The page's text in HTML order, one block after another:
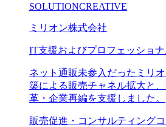
SOLUTIONCREATIVE
ミリオン株式会社
IT支援およびプロフェッショ
ネット通販未参入だったミリ
築による販売チャネル拡大と
革・企業再編を支援しました。
販売促進・コンサルティング